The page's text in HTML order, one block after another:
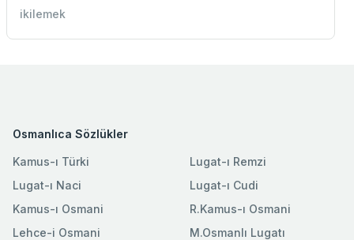
ikilemek
Osmanlıca Sözlükler
Kamus-ı Türki
Lugat-ı Naci
Kamus-ı Osmani
Lehce-i Osmani
Lugat-ı Remzi
Lugat-ı Cudi
R.Kamus-ı Osmani
M.Osmanlı Lugatı